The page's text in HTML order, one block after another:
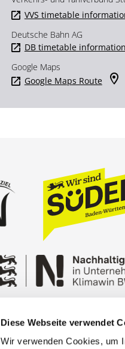
Diese Webseite verwendet
Wir verwenden Cookies, um
VVS timetable
Deutsche Bahn AG
DB timetable information
Google Maps
Google Maps Route
Stuttgart Convention